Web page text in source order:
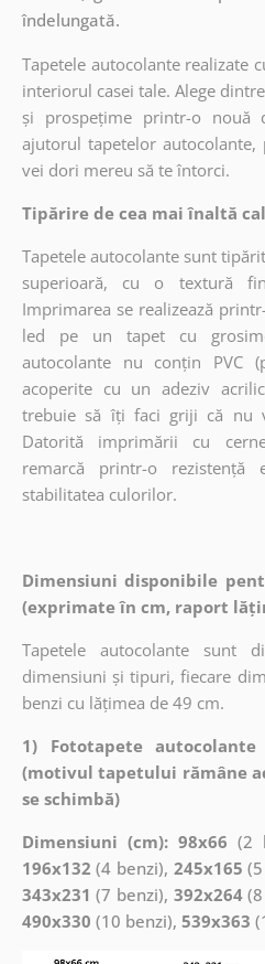
îndelungată.
Tapetele autocolante realizate
interiorul casei tale. Alege
și prospețime printr-o nouă
ajutorul tapetelor
vei dori mereu să te întorci.
Tipărire de cea mai înaltă
Tapetele autocolante sunt
superioară, cu o textură
Imprimarea se realizează
led pe un tapet cu
autocolante nu conțin PVC
acoperite cu un adeziv
trebuie să îți faci griji că nu
Datorită imprimării cu
remarcă printr-o rezistență
stabilitatea culorilor.
Dimensiuni disponibile
(exprimate în cm, raport
Tapetele autocolante sunt
dimensiuni și tipuri, fiecare
benzi cu lățimea de 49 cm.
1) Fototapete
(motivul tapetului rămâne
se schimbă)
Dimensiuni (cm): 98x66 (2
196x132 (4 benzi), 245x165
343x231 (7 benzi), 392x264(8
490x330 (10 benzi), 539x363